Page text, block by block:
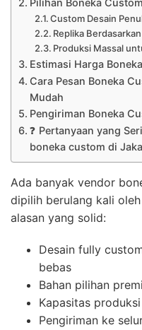
Pilihan Boneka
Custom Desain
Replika
Produksi Massal
Estimasi Harga
Cara Pesan Boneka
Mudah
Pengiriman Boneka
❓ Pertanyaan yang
boneka custom di
Ada banyak vendor
dipilih berulang kali
alasan yang solid:
Desain fully
bebas
Bahan pilihan
Kapasitas
Pengiriman ke